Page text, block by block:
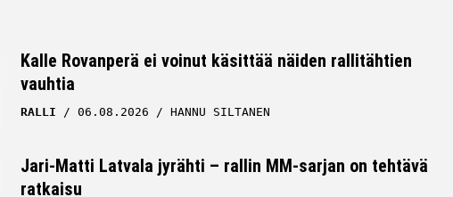
Kalle Rovanperä ei voinut käsittää näiden rallitähtien
vauhtia
RALLI 06.08.2026 HANNU SILTANEN
Jari-Matti Latvala jyrähti – rallin MM-sarjan on tehtävä
ratkaisu